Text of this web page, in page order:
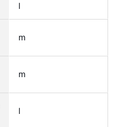
l
m
m
l